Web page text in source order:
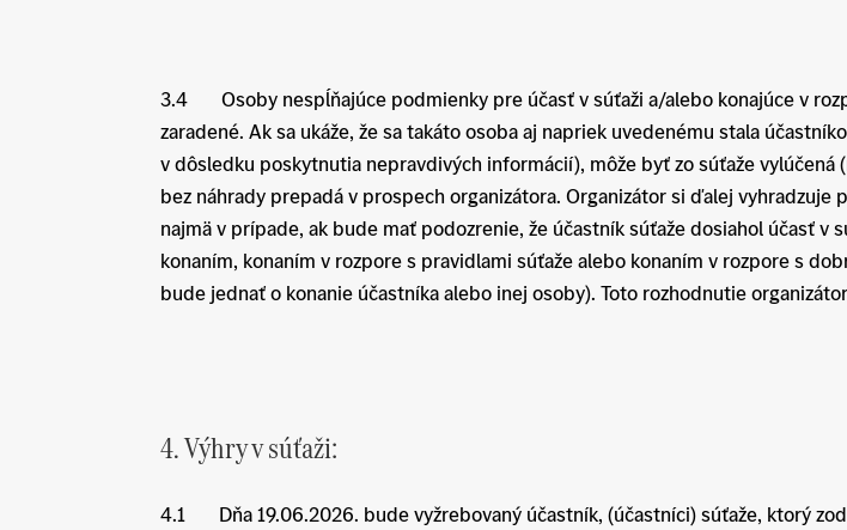
3.4 Osoby nespĺňajúce podmienky pre účasť v súťaži a/alebo konajúce v
zaradené. Ak sa ukáže, že sa takáto osoba aj napriek uvedenému stala
v dôsledku poskytnutia nepravdivých informácií), môže byť zo súťaže vylúčená
bez náhrady prepadá v prospech organizátora. Organizátor si ďalej vyhradzuje
najmä v prípade, ak bude mať podozrenie, že účastník súťaže dosiahol účasť v
konaním, konaním v rozpore s pravidlami súťaže alebo konaním v rozpore s
bude jednať o konanie účastníka alebo inej osoby). Toto rozhodnutie
4. Výhry v súťaži:
4.1 Dňa 19.06.2026. bude vyžrebovaný účastník, (účastníci) súťaže, ktorý